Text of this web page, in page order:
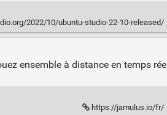
2022/10/ubuntu-studio-22-10-released/
ensemble à distance en temps réel
https://jamulus.io/fr/